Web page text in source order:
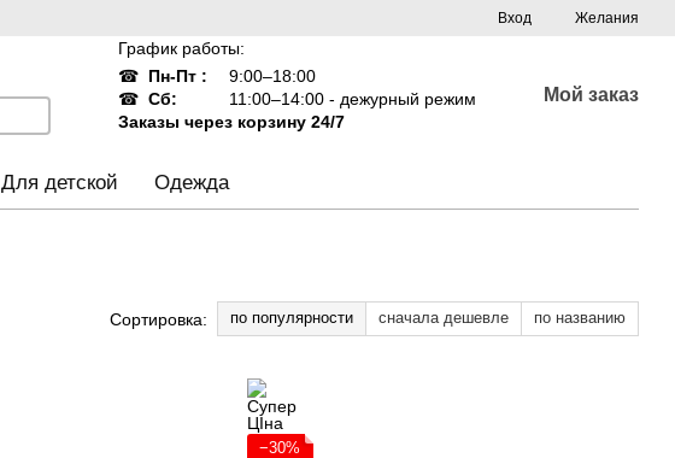
Вход Желания
График работы:
☎ Пн-Пт :
9:00–18:00
☎Сб:
11:00–14:00 - дежурный режим
Заказы через корзину 24/7
Мой заказ
Для детской Одежда
Сортировка: по популярности сначала дешевле по названию
−30%